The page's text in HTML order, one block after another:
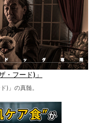
・フード)」
)」の真髄。